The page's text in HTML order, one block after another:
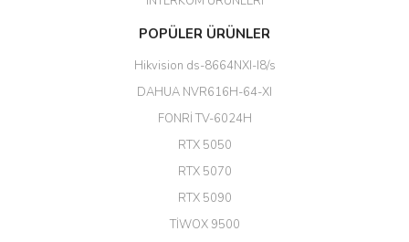
Başarılı. Bu vasıfta bir ürünü bu
kadar uygun fiyata bulabilmek
büyük şans. Güvenliticaret
(HIKVISION DS-3E0326P-E/M(B)
EROL ÇAKMAK | 26/12/2025
POPÜLER ÜRÜNLER
Hikvision ds-8664NXI-I8/s
DAHUA NVR616H-64-XI
FONRİ TV-6024H
RTX 5050
RTX 5070
RTX 5090
TİWOX 9500